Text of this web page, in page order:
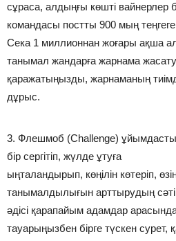
сұраса, алдыңғы көшті
командасы постты 900 мың
Сека 1 миллионнан жоғары ақша
танымал жандарға жарнама
қаражатыңызды, жарнаманың
дұрыс.
3. Флешмоб (Challenge)
бір сергітіп, жүлде ұтуға
ыңталандырып, көңілін көтеріп,
танымалдылығын арттырудың
әдісі қарапайым адамдар
тауарыңызбен бірге түскен